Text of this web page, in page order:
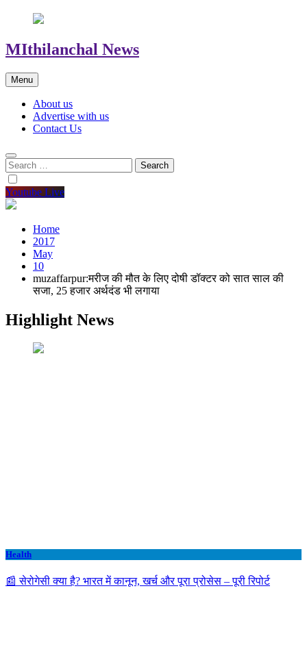
MIthilanchal News
Menu
About us
Advertise with us
Contact Us
Search
for:
Youtube Live
Home
2017
May
10
muzaffarpur:मरीज की मौत के लिए दोषी डॉक्टर को सात साल की
सजा, 25 हजार अर्थदंड भी लगाया
Highlight News
Health
📰 सेरोगेसी क्या है? भारत में कानून, खर्च और पूरा प्रोसेस – पूरी रिपोर्ट